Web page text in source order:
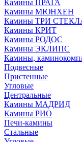
Камины ПРАГА
Камины МЮНХЕН
Камины ТРИ
Камины КРИТ
Камины РОДОС
Камины ЭКЛИПС
Камины,
Подвесные
Пристенные
Угловые
Центральные
Камины МАДРИД
Камины РИО
Печи-камины
Стальные